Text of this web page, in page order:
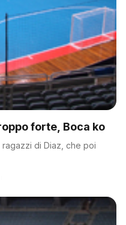
forte, Boca ko
di Diaz, che poi